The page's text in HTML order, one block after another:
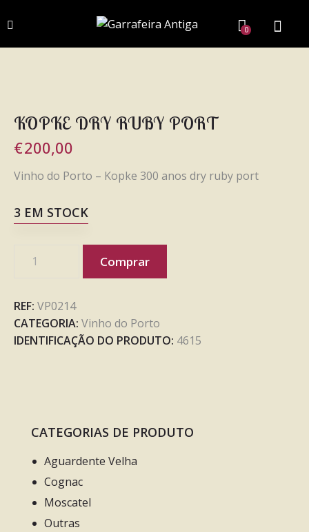
0
KOPKE DRY RUBY PORT
€200,00
Vinho do Porto – Kopke 300 anos dry ruby port
3 EM STOCK
Comprar
REF: VP0214
CATEGORIA: Vinho do Porto
IDENTIFICAÇÃO DO PRODUTO: 4615
CATEGORIAS DE PRODUTO
Aguardente Velha
Cognac
Moscatel
Outras